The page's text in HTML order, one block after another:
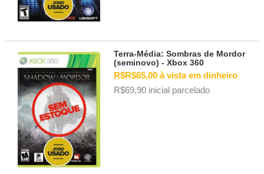
Terra-Média: Sombras de Mordor
(seminovo) - Xbox 360
R$R$65,00 à vista em dinheiro
R$69,90 inicial parcelado